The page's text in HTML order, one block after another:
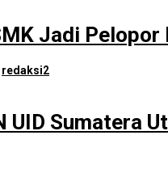
Jadi
redaksi2
UID Sumatera